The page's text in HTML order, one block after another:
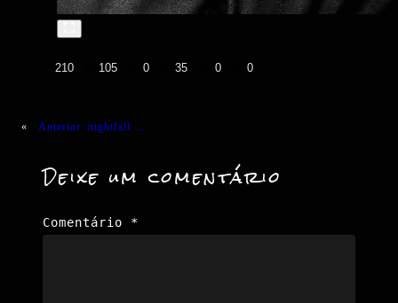
210 105 0 35 0 0
« Anterior: nightfall …
Deixe um comentário
Comentário *